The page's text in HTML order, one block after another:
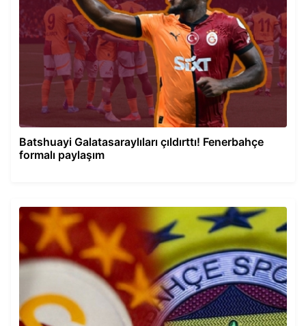
Batshuayi Galatasaraylıları çıldırttı! Fenerbahçe
formalı paylaşım